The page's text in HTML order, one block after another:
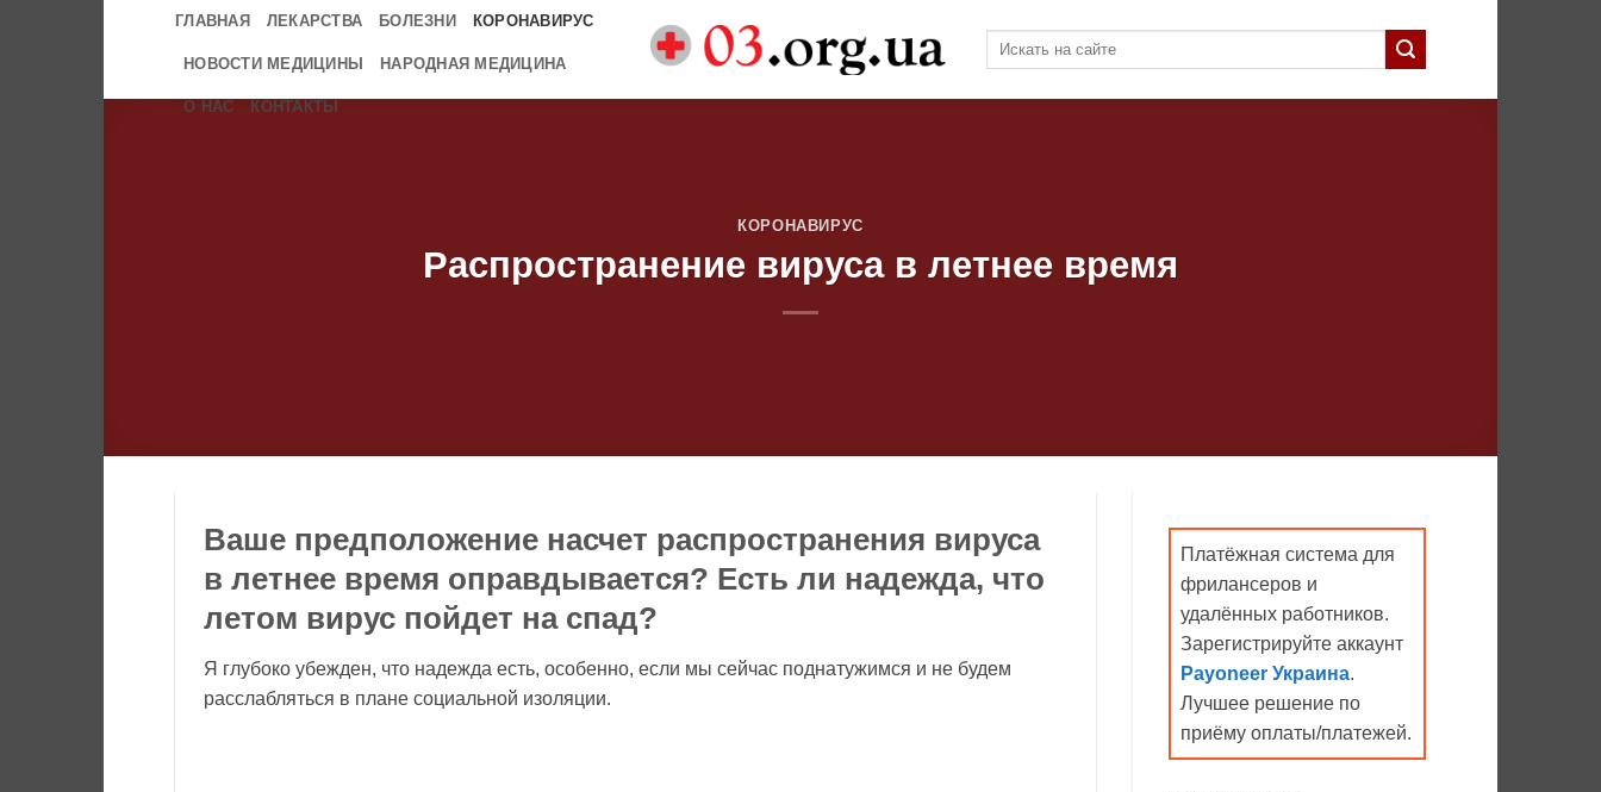
ГЛАВНАЯ ЛЕКАРСТВА БОЛЕЗНИ КОРОНАВИРУС
НОВОСТИ МЕДИЦИНЫ НАРОДНАЯ МЕДИЦИНА
О НАС КОНТАКТЫ
КОРОНАВИРУС
Распространение вируса в летнее время
Ваше предположение насчет распространения вируса
в летнее время оправдывается? Есть ли надежда, что
летом вирус пойдет на спад?
Я глубоко убежден, что надежда есть, особенно, если мы сейчас поднатужимся и не будем
расслабляться в плане социальной изоляции.
Платёжная система для
фрилансеров и
удалённых работников.
Зарегистрируйте аккаунт
Payoneer Украина.
Лучшее решение по
приёму оплаты/платежей.